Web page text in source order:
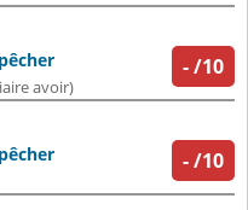
-/10
pêcher
avoir)
-/10
pêcher